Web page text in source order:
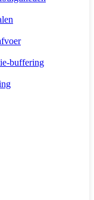
buffering